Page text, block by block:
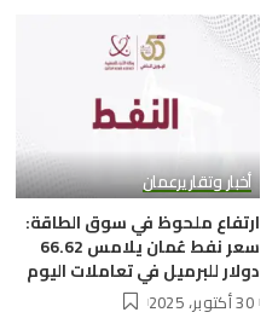
أخبار وتقاريرعمان
ارتفاع ملحوظ في سوق الطاقة:
سعر نفط عُمان يلامس 66.62
دولار للبرميل في تعاملات اليوم
30 أكتوبر، 2025